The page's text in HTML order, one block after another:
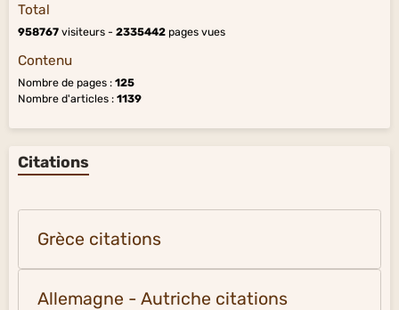
Total
958767 visiteurs - 2335442 pages vues
Contenu
Nombre de pages : 125
Nombre d'articles : 1139
Citations
Grèce citations
Allemagne - Autriche citations